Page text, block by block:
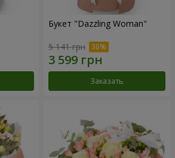
Букет "Dazzling Woman"
5 141 грн
Заказать